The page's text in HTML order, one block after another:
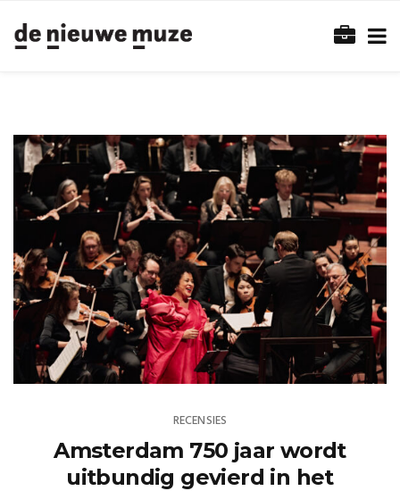
RECENSIES
Amsterdam 750 jaar wordt
uitbundig gevierd in het